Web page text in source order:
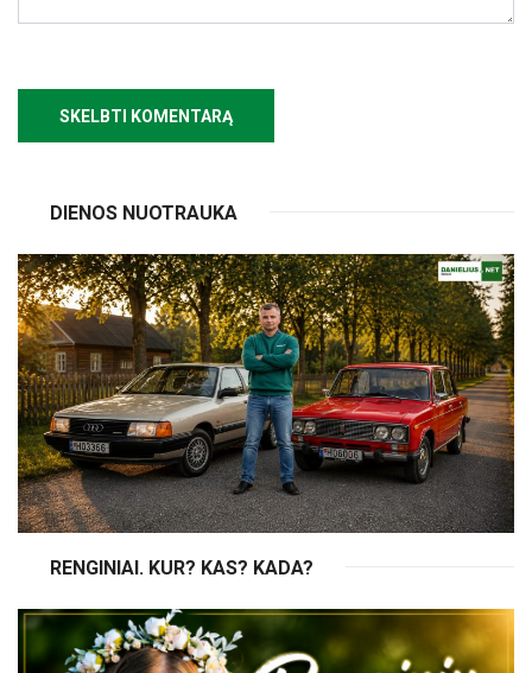
DIENOS NUOTRAUKA
RENGINIAI. KUR? KAS? KADA?